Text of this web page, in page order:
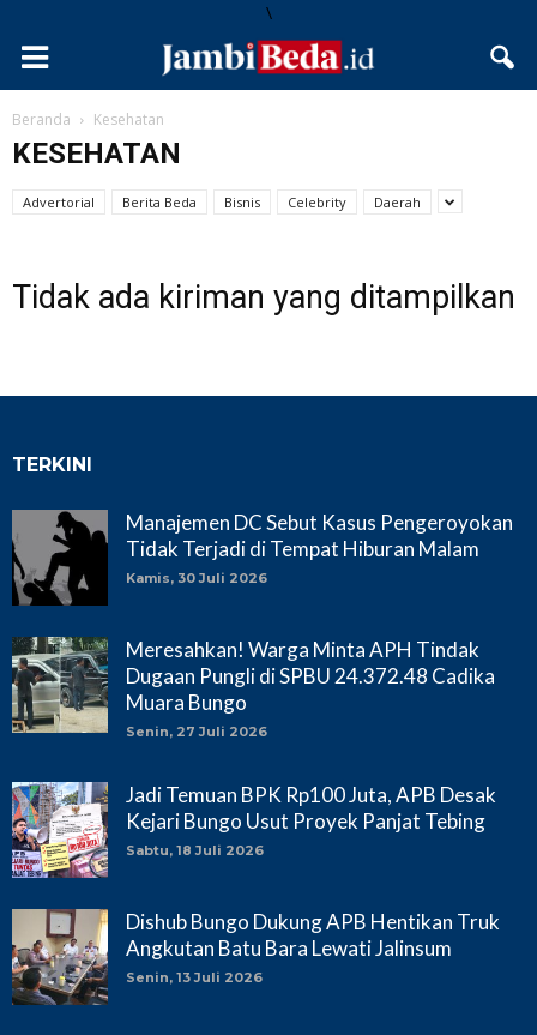
\
Beranda Kesehatan
KESEHATAN
Advertorial Berita Beda Bisnis Celebrity Daerah
Tidak ada kiriman yang ditampilkan
TERKINI
Manajemen DC Sebut Kasus Pengeroyokan
Tidak Terjadi di Tempat Hiburan Malam
Kamis, 30 Juli 2026
Meresahkan! Warga Minta APH Tindak
Dugaan Pungli di SPBU 24.372.48 Cadika
Muara Bungo
Senin, 27 Juli 2026
Jadi Temuan BPK Rp100 Juta, APB Desak
Kejari Bungo Usut Proyek Panjat Tebing
Sabtu, 18 Juli 2026
Dishub Bungo Dukung APB Hentikan Truk
Angkutan Batu Bara Lewati Jalinsum
Senin, 13 Juli 2026